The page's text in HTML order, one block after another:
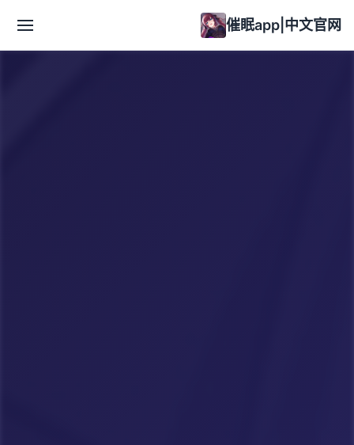
催眠app|中文官网